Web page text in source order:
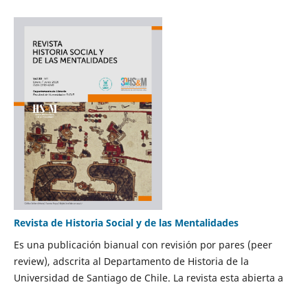
Revista de Historia Social y de las Mentalidades
Es una publicación bianual con revisión por pares (peer
review), adscrita al Departamento de Historia de la
Universidad de Santiago de Chile. La revista esta abierta a